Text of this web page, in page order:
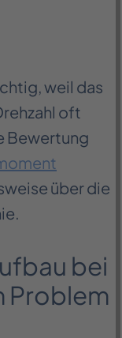
weil das
oft
Bewertung
über die
bei
Problem